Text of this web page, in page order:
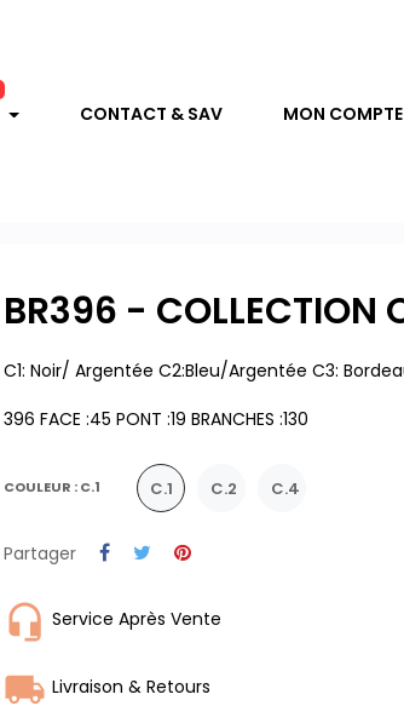
CONTACT & SAV MON COMPTE
BR396 - COLLECTION
C1: Noir/ Argentée C2:bleu/argentée C3:
396 FACE :45 PONT :19 BRANCHES :130
COULEUR : C.1 C.1 C.2 C.4
Partager
Service Après Vente
Livraison & Retours